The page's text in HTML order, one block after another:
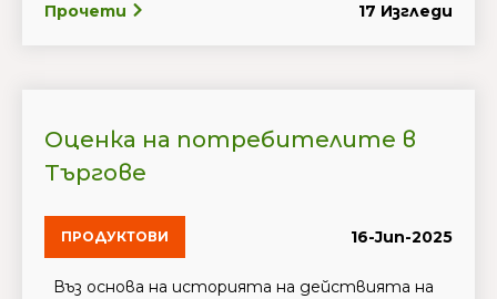
Прочети 17 Изгледи
Оценка на потребителите в
Търгове
ПРОДУКТОВИ 16-Jun-2025
Въз основа на историята на действията на